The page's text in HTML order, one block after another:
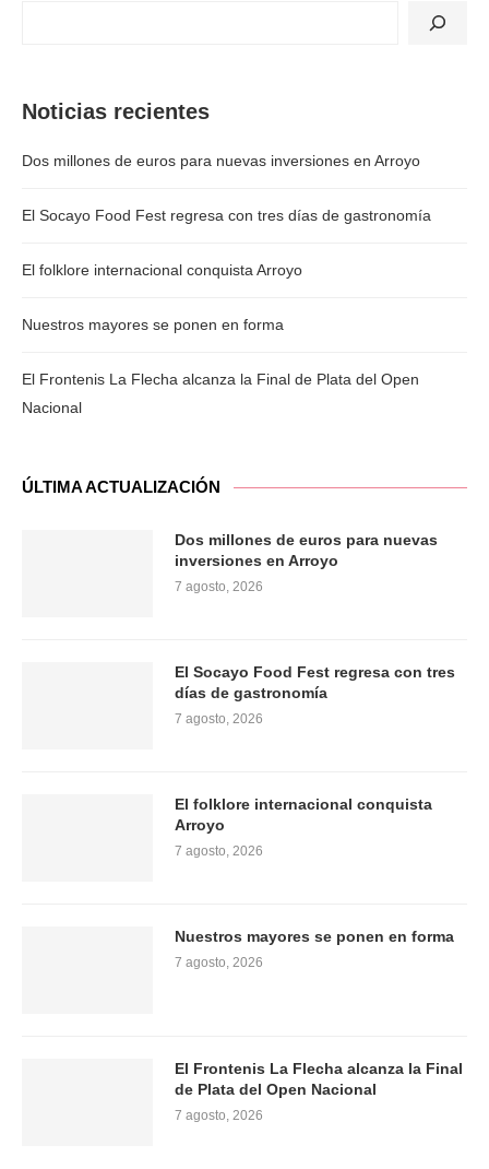
Noticias recientes
Dos millones de euros para nuevas inversiones en Arroyo
El Socayo Food Fest regresa con tres días de gastronomía
El folklore internacional conquista Arroyo
Nuestros mayores se ponen en forma
El Frontenis La Flecha alcanza la Final de Plata del Open
Nacional
ÚLTIMA ACTUALIZACIÓN
Dos millones de euros para nuevas
inversiones en Arroyo
7 agosto, 2026
El Socayo Food Fest regresa con tres
días de gastronomía
7 agosto, 2026
El folklore internacional conquista
Arroyo
7 agosto, 2026
Nuestros mayores se ponen en forma
7 agosto, 2026
El Frontenis La Flecha alcanza la Final
de Plata del Open Nacional
7 agosto, 2026